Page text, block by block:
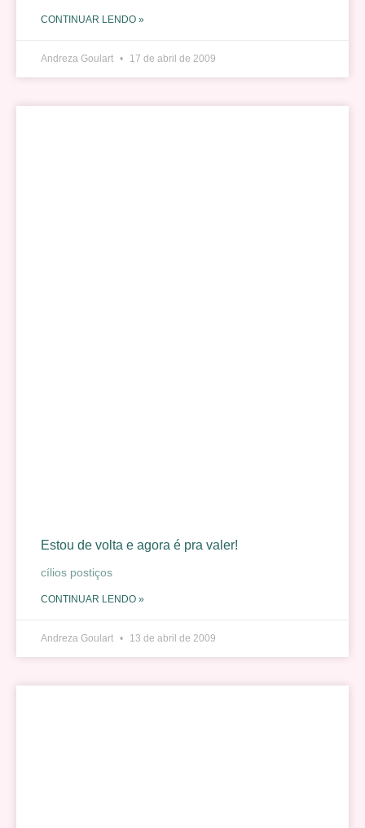
CONTINUAR LENDO »
Andreza Goulart 17 de abril de 2009
Estou de volta e agora é pra valer!
cílios postiços
CONTINUAR LENDO »
Andreza Goulart 13 de abril de 2009